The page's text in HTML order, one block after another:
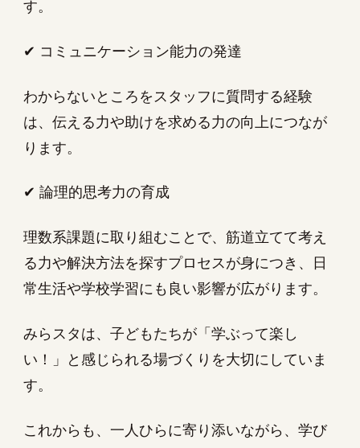
す。
✔ コミュニケーション能力の発達
わからないところをスタッフに質問する経験
は、伝える力や助けを求める力の向上につなが
ります。
✔ 論理的思考力の育成
理数系課題に取り組むことで、筋道立てて考え
る力や解決方法を探すプロセスが身につき、日
常生活や学校学習にも良い影響が広がります。
みらスタは、子どもたちが「学ぶって楽し
い！」と感じられる場づくりを大切にしていま
す。
これからも、一人ひらに寄り添いながら、学び